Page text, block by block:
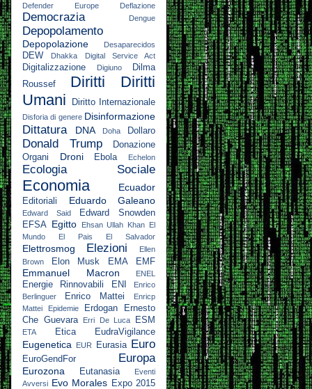
Defender Europe Deflazione
Democrazia Dengue
Depopolamento
Depopolazione Desaparecidos
DEW Dhakka Digital Service Act
Digitalizzazione Digiuno
Dilma
Roussef
Diritti
Diritti
Umani
Diritto Internazionale
Disforia di genere Disinformazione
Dittatura DNA Doha Dollaro
Donald Trump
Donazione
Organi
Droni Ebola Echelon
Ecologia Sociale
Economia Ecuador
Editoriali Eduardo Galeano
Edward Said
Edward Snowden
EFSA Egitto Ehsan Ullah Khan El
Mundo
El Pais El Salvador
Elettrosmog Elezioni
Ellen
Brown
Elon Musk EMA EMF
Emmanuel Macron ENEL
Energie Rinnovabili ENI
Enrico
Berlinguer
Enrico Mattei
Enricp
Mattei
Epidemie Erdogan
Ernesto
Che Guevara
Erri De Luca ESM
ETA Etica EudraVigilance
Eugenetica EUR Eurasia Euro
EuroGendFor Europa
Eurozona Eutanasia
Eventi
Avversi Evo Morales Expo 2015